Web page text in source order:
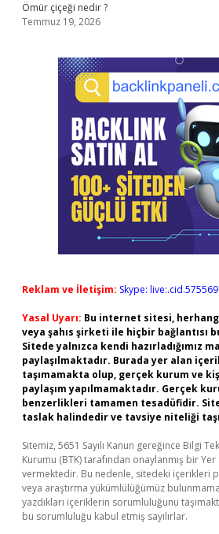
Ömür çiçeği nedir ?
Temmuz 19, 2026
Reklam ve İletişim: Skype:
Yasal Uyarı: Bu internet sitesi,
veya şahıs şirketi ile hiçbir bağlantısı
Sitede yalnızca kendi hazırladığımız
paylaşılmaktadır. Burada yer alan
taşımamakta olup, gerçek kurum ve
paylaşım yapılmamaktadır. Gerçek
benzerlikleri tamamen tesadüfidir.
taslak halindedir ve tavsiye niteliği
Sitemiz, 5651 Sayılı Kanun gereğince Bilgi
Kurumu (BTK) tarafından onaylanmış bir Yer
vermektedir. Bu nedenle, sitedeki içerikleri
veya araştırma yükümlülüğümüz
yazdıkları içeriklerin sorumluluğunu
bu sorumluluğu kabul etmiş sayılırlar.